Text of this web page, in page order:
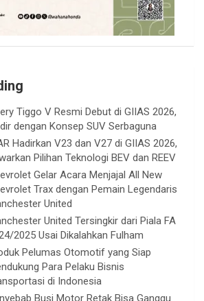
Tiggo V Resmi Debut di GIIAS 2026,
dengan Konsep SUV Serbaguna
Hadirkan V23 dan V27 di GIIAS 2026,
Pilihan Teknologi BEV dan REEV
Gelar Acara Menjajal All New
Trax dengan Pemain Legendaris
United
United Tersingkir dari Piala FA
2025 Usai Dikalahkan Fulham
Pelumas Otomotif yang Siap
Para Pelaku Bisnis
di Indonesia
Busi Motor Retak Bisa Ganggu